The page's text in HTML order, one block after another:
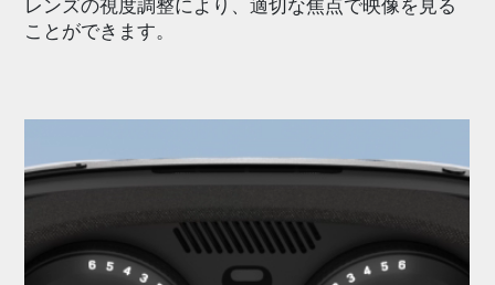
レンズの視度調整により、適切な焦点で映像を見る
ことができます。